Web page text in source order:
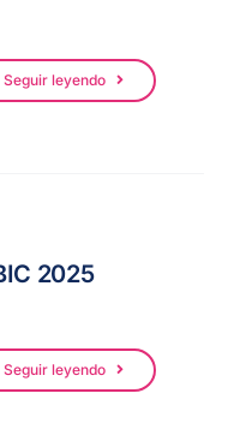
Seguir leyendo
2025
Seguir leyendo